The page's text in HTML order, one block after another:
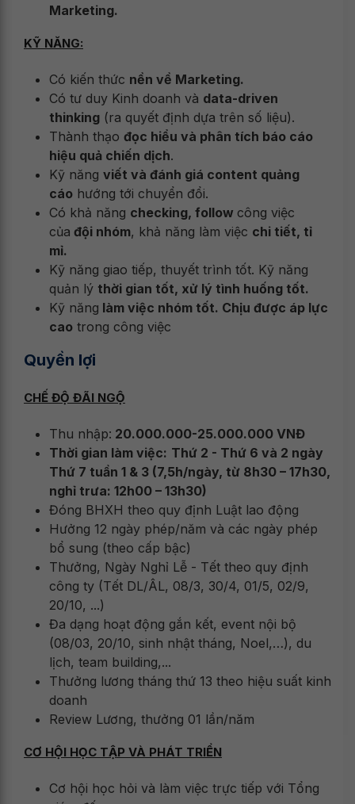
Marketing.
KỸ NĂNG:
Có kiến thức nền về Marketing.
Có tư duy Kinh doanh và data-driven
thinking (ra quyết định dựa trên số liệu).
Thành thạo đọc hiểu và phân tích báo cáo
hiệu quả chiến dịch.
Kỹ năng viết và đánh giá content quảng
cáo hướng tới chuyển đổi.
Có khả năng checking, follow công việc
của đội nhóm, khả năng làm việc chi tiết, tỉ
mỉ.
Kỹ năng giao tiếp, thuyết trình tốt. Kỹ năng
quản lý thời gian tốt, xử lý tình huống tốt.
Kỹ năng làm việc nhóm tốt. Chịu được áp lực
cao trong công việc
Quyền lợi
CHẾ ĐỘ ĐÃI NGỘ
Thu nhập: 20.000.000-25.000.000 VNĐ
Thời gian làm việc: Thứ 2 - Thứ 6 và 2 ngày
Thứ 7 tuần 1 & 3 (7,5h/ngày, từ 8h30 – 17h30,
nghỉ trưa: 12h00 – 13h30)
Đóng BHXH theo quy định Luật lao động
Hưởng 12 ngày phép/năm và các ngày phép
bổ sung (theo cấp bậc)
Thưởng, Ngày Nghỉ Lễ - Tết theo quy định
công ty (Tết DL/ÂL, 08/3, 30/4, 01/5, 02/9,
20/10, ...)
Đa dạng hoạt động gắn kết, event nội bộ
(08/03, 20/10, sinh nhật tháng, Noel,…), du
lịch, team building,...
Thưởng lương tháng thứ 13 theo hiệu suất kinh
doanh
Review Lương, thưởng 01 lần/năm
CƠ HỘI HỌC TẬP VÀ PHÁT TRIỂN
Cơ hội học hỏi và làm việc trực tiếp với Tổng